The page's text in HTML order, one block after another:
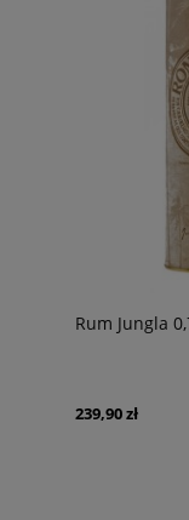
Rum Jungla
239,90 zł